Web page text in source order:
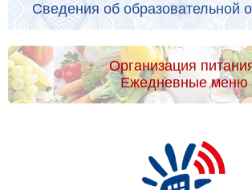
Сведения об образовательной
Организация
Ежедневные меню